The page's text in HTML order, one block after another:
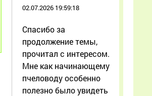
02.07.2026 19:59:18
Спасибо за
продолжение темы,
прочитал с интересом.
Мне как начинающему
пчеловоду особенно
полезно было увидеть